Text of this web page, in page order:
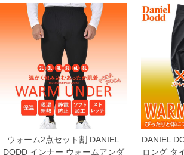
COLOR VARIATION
ウォーム2点セット割 DANIEL
DODD インナー ウォームアンダ
DANIEL
ロング タ